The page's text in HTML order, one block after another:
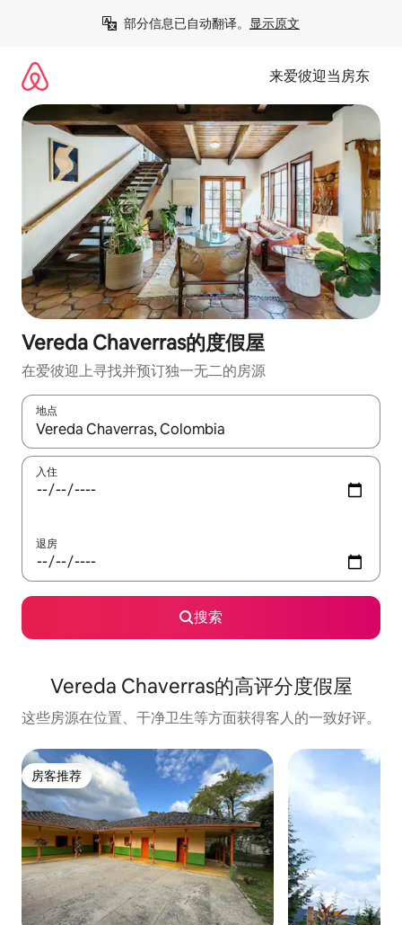
部分信息已自动翻译。 显示原文
来爱彼迎当房东
Vereda Chaverras的度假屋
在爱彼迎上寻找并预订独一无二的房源
地点
如有搜索结果，请使用上下方向键查看，或通过点击或滑动手势
入住
退房
搜索
Vereda Chaverras的高评分度假屋
这些房源在位置、干净卫生等方面获得客人的一致好评。
房客推荐
房客推荐